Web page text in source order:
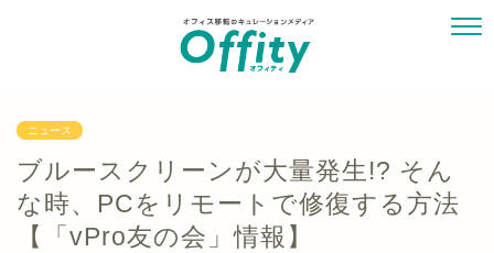
ニュース
ブルースクリーンが大量発生!? そん
な時、PCをリモートで修復する方法
【「vPro友の会」情報】